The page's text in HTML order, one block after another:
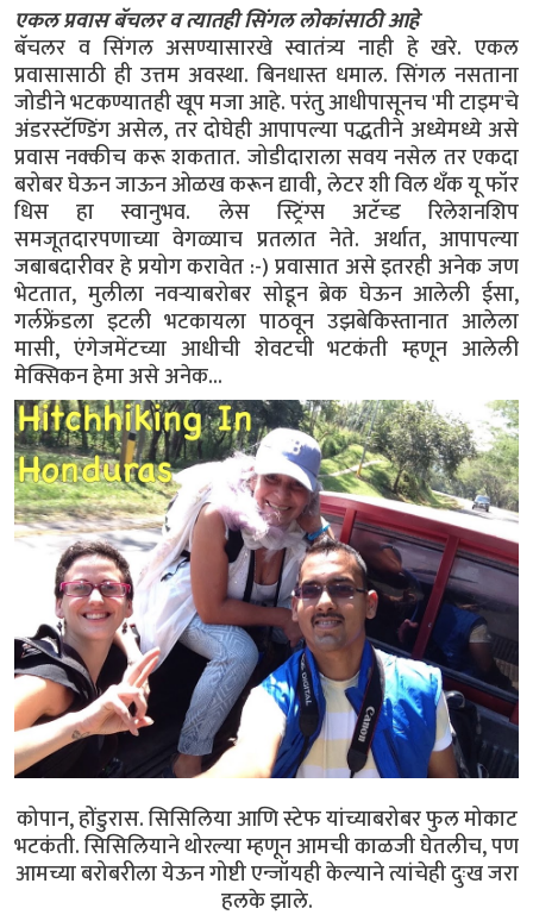
एकल प्रवास बॅचलर व त्यातही सिंगल लोकांसाठी आहे
बॅचलर व सिंगल असण्यासारखे स्वातंत्र्य नाही हे खरे. एकल
प्रवासासाठी ही उत्तम अवस्था. बिनधास्त धमाल. सिंगल नसताना
जोडीने भटकण्यातही खूप मजा आहे. परंतु आधीपासूनच 'मी टाइम'चे
अंडरस्टॅण्डिंग असेल, तर दोघेही आपापल्या पद्धतीने अध्येमध्ये असे
प्रवास नक्कीच करू शकतात. जोडीदाराला सवय नसेल तर एकदा
बरोबर घेऊन जाऊन ओळख करून द्यावी, लेटर शी विल थँक यू फॉर
धिस हा स्वानुभव. लेस स्ट्रिंग्स अटॅच्ड रिलेशनशिप
समजूतदारपणाच्या वेगळ्याच प्रतलात नेते. अर्थात, आपापल्या
जबाबदारीवर हे प्रयोग करावेत :-) प्रवासात असे इतरही अनेक जण
भेटतात, मुलीला नवऱ्याबरोबर सोडून ब्रेक घेऊन आलेली ईसा,
गर्लफ्रेंडला इटली भटकायला पाठवून उझबेकिस्तानात आलेला
मासी, एंगेजमेंटच्या आधीची शेवटची भटकंती म्हणून आलेली
मेक्सिकन हेमा असे अनेक...
कोपान, होंडुरास. सिसिलिया आणि स्टेफ यांच्याबरोबर फुल मोकाट
भटकंती. सिसिलियाने थोरल्या म्हणून आमची काळजी घेतलीच, पण
आमच्या बरोबरीला येऊन गोष्टी एन्जॉयही केल्याने त्यांचेही दुःख जरा
हलके झाले.